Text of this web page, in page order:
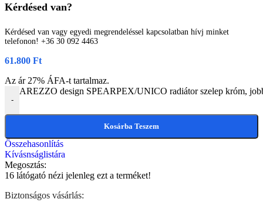
Kérdésed van?
Kérdésed van vagy egyedi megrendeléssel kapcsolatban hívj minket
telefonon! +36 30 092 4463
61.800 Ft
Az ár 27% ÁFA-t tartalmaz.
-
AREZZO design SPEARPEX/UNICO radiátor szelep króm,
Kosárba Teszem
Összehasonlítás
Kívásnságlistára
Megosztás:
16 látógató nézi jelenleg ezt a terméket!
Biztonságos vásárlás: